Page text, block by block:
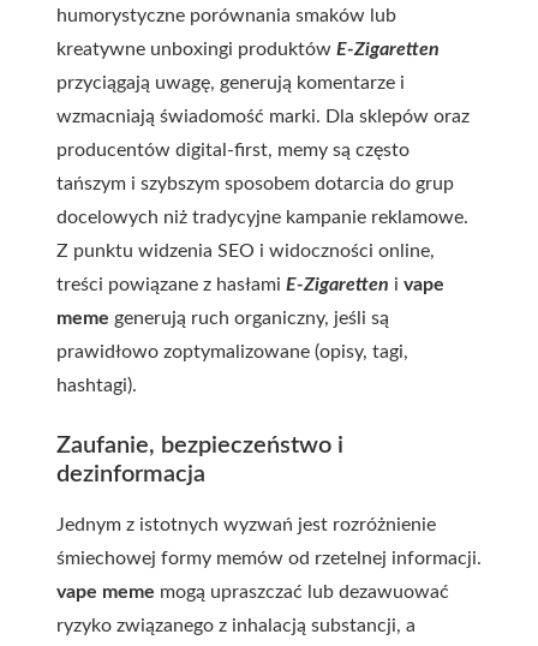
humorystyczne porównania smaków lub
kreatywne unboxingi produktów E-Zigaretten
przyciągają uwagę, generują komentarze i
wzmacniają świadomość marki. Dla sklepów oraz
producentów digital-first, memy są często
tańszym i szybszym sposobem dotarcia do grup
docelowych niż tradycyjne kampanie reklamowe.
Z punktu widzenia SEO i widoczności online,
treści powiązane z hasłami E-Zigaretten i vape
meme generują ruch organiczny, jeśli są
prawidłowo zoptymalizowane (opisy, tagi,
hashtagi).
Zaufanie, bezpieczeństwo i
dezinformacja
Jednym z istotnych wyzwań jest rozróżnienie
śmiechowej formy memów od rzetelnej informacji.
vape meme mogą upraszczać lub dezawuować
ryzyko związanego z inhalacją substancji, a